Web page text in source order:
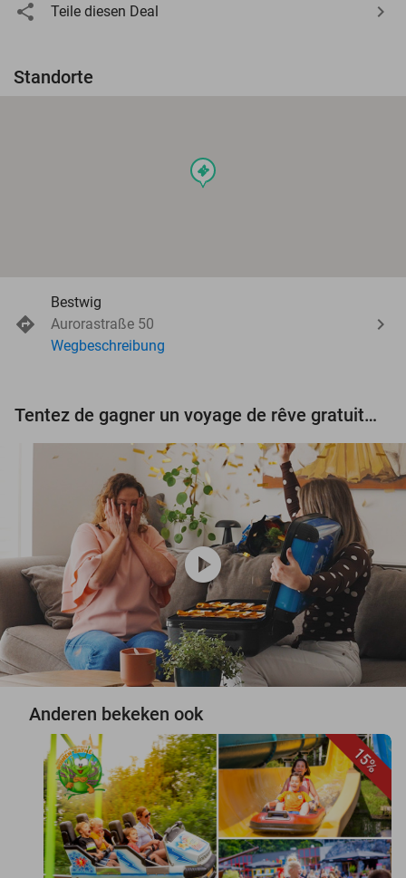
Teile diesen Deal
Standorte
events
Bestwig
Aurorastraße 50
Wegbeschreibung
Tentez de gagner un voyage de rêve gratuit d'une valeur de 3.000 € !
play_circle
Anderen bekeken ook
15%